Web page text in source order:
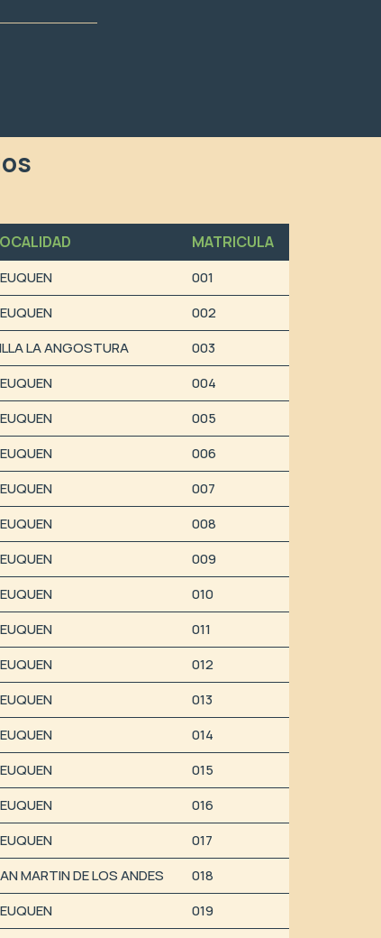
MATRICULA
001
002
LA ANGOSTURA
003
004
005
006
007
008
009
010
011
012
013
014
015
016
017
MARTIN DE LOS ANDES
018
019